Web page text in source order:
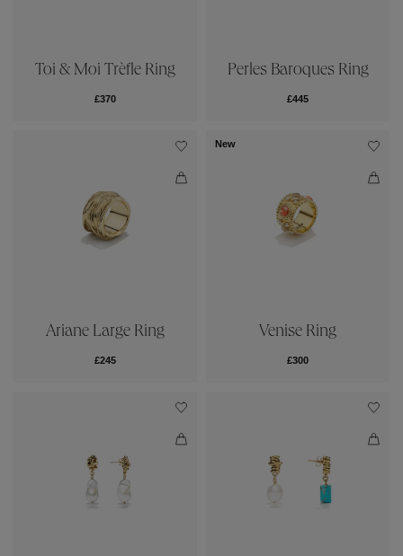
Toi & Moi Trèfle Ring
£370
Perles Baroques Ring
£445
Ariane Large Ring
£245
New
Venise Ring
£300